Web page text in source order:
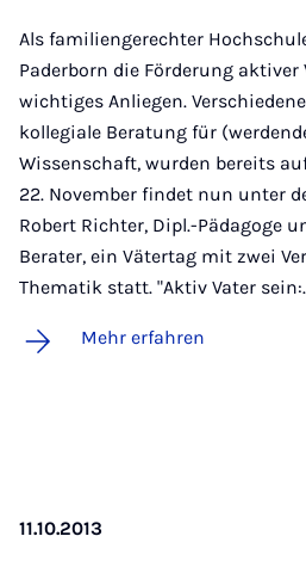
Als familiengerechter
Paderborn die Förderung aktiver
wichtiges Anliegen.
kollegiale Beratung für
Wissenschaft, wurden bereits
22. November findet nun unter
Robert Richter, Dipl.-Pädagoge
Berater, ein Vätertag mit zwei
Thematik statt. "Aktiv Vater
Mehr erfahren
11.10.2013